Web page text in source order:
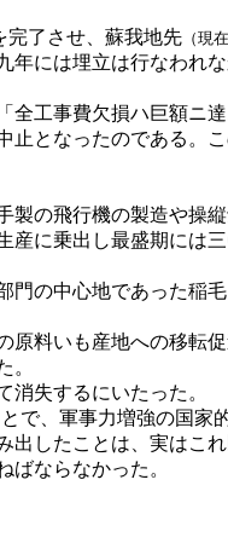
完了させ、蘇我地先 （現
年には埋立は行なわれ
工事費欠損ハ巨額ニ
止となったのである。
の飛行機の製造や操
産に乗出し最盛期には
の中心地であった稲
料いも産地への移転
。
失するにいたった。
で、軍事力増強の国家
出したことは、実はこ
ばならなかった。